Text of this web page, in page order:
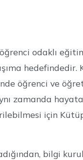
odaklı
öğrenci ve
zamanda
için
bilgi